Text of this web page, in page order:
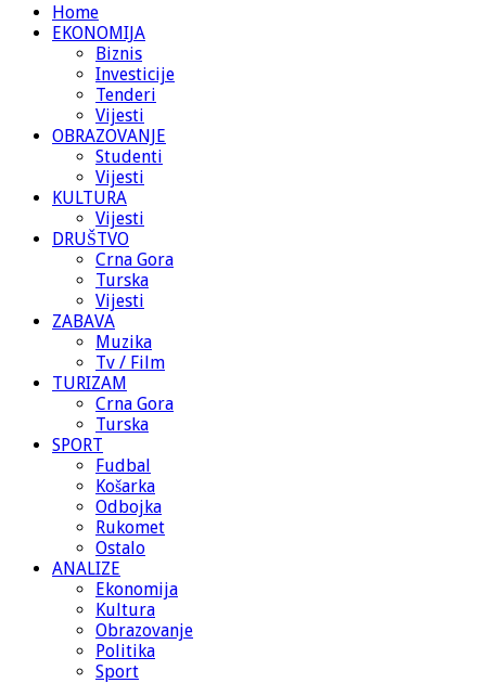
Home
EKONOMIJA
Biznis
Investicije
Tenderi
Vijesti
OBRAZOVANJE
Studenti
Vijesti
KULTURA
Vijesti
DRUŠTVO
Crna Gora
Turska
Vijesti
ZABAVA
Muzika
Tv / Film
TURIZAM
Crna Gora
Turska
SPORT
Fudbal
Košarka
Odbojka
Rukomet
Ostalo
ANALIZE
Ekonomija
Kultura
Obrazovanje
Politika
Sport